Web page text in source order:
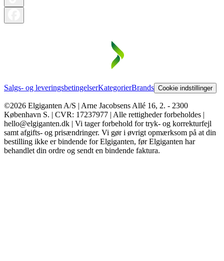
Salgs- og leveringsbetingelserKategorierBrands Cookie indstillinger
©2026 Elgiganten A/S | Arne Jacobsens Allé 16, 2. - 2300
København S. | CVR: 17237977 | Alle rettigheder forbeholdes |
hello@elgiganten.dk | Vi tager forbehold for tryk- og korrekturfejl
samt afgifts- og prisændringer. Vi gør i øvrigt opmærksom på at din
bestilling ikke er bindende for Elgiganten, før Elgiganten har
behandlet din ordre og sendt en bindende faktura.